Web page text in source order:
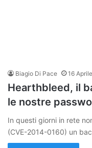
Biagio Di Pace 16
Hearthbleed, il
le nostre
In questi giorni in rete
(CVE-2014-0160) un